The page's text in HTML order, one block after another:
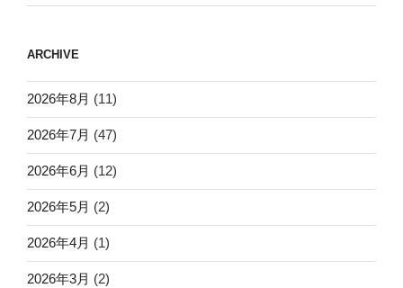
ARCHIVE
2026年8月 (11)
2026年7月 (47)
2026年6月 (12)
2026年5月 (2)
2026年4月 (1)
2026年3月 (2)